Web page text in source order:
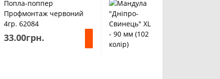
Попла-поппер
Профмонтаж червоний
4гр. 62084
33.00грн.